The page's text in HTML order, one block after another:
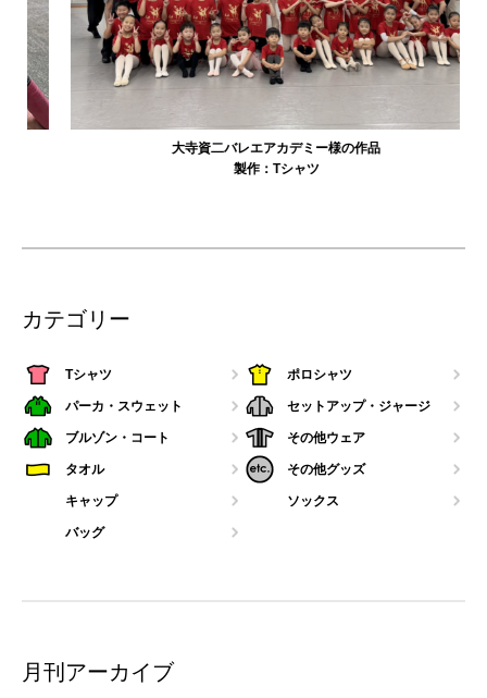
大寺資二バレエアカデミー様の作品
製作：Tシャツ
カテゴリー
Tシャツ ポロシャツ
パーカ・スウェット セットアップ・ジャージ
ブルゾン・コート その他ウェア
タオル その他グッズ
キャップ ソックス
バッグ
月刊アーカイブ